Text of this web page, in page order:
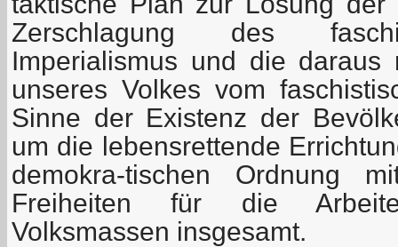
Zerschlagung des
Imperialismus und die daraus
unseres Volkes vom
Sinne der Existenz der
um die lebensrettende
demokra-tischen Ordnung
Freiheiten für die
Volksmassen insgesamt.